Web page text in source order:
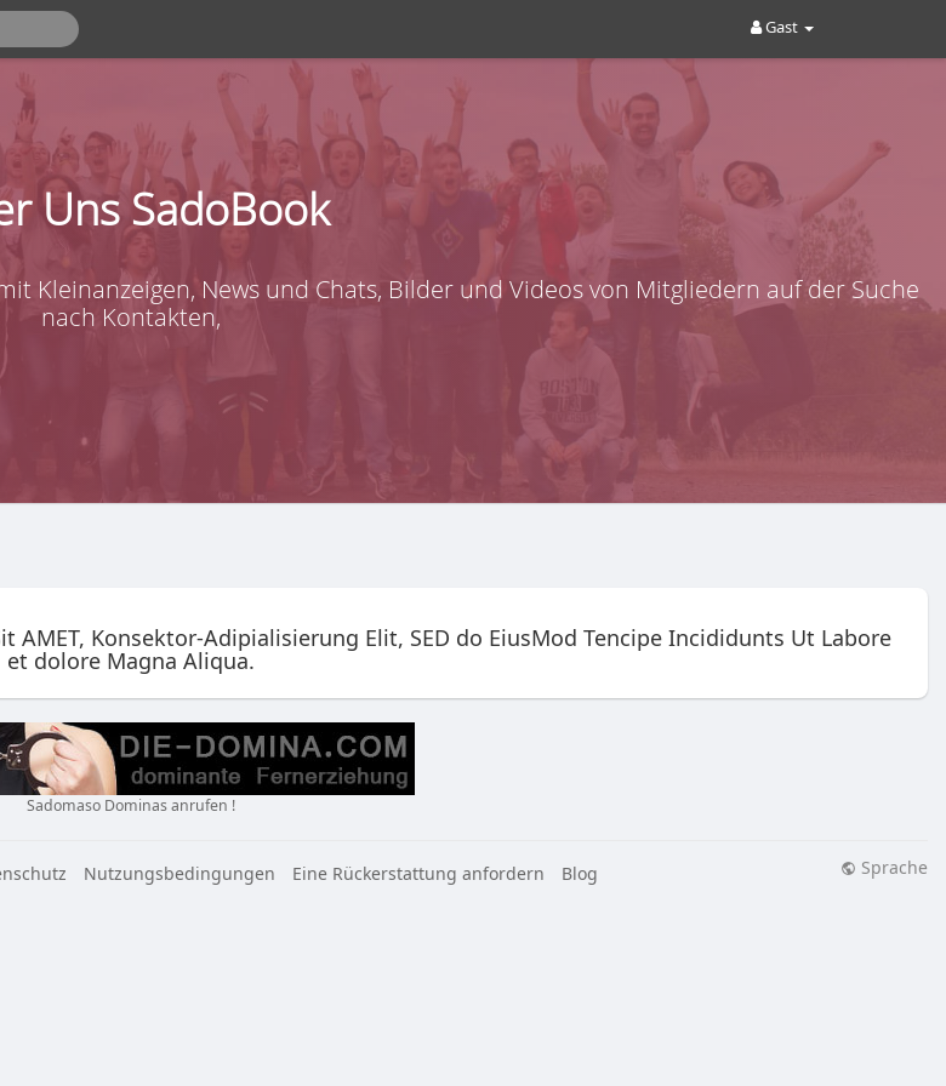
Gast
Uns SadoBook
Kleinanzeigen, News und Chats, Bilder und Videos von Mitgliedern auf der Suche
nach Kontakten,
AMET, Konsektor-Adipialisierung Elit, SED do EiusMod Tencipe Incididunts Ut Labore
et dolore Magna Aliqua.
Sadomaso Dominas anrufen !
Nutzungsbedingungen Eine Rückerstattung anfordern Blog Sprache